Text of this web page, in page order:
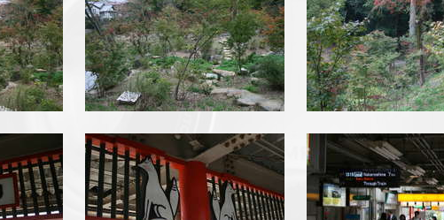
img_3425.jpg img_3427.jpg